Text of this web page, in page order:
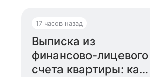
17 часов назад
Выписка из
финансово-лицевого
счета квартиры: как